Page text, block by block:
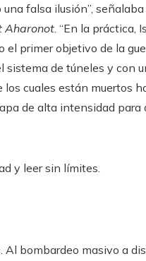
falsa ilusión”,
Aharonot . “En la práctica,
primer objetivo de la
de túneles y con
cuales están muertos
de alta intensidad para
y leer sin límites.
bombardeo masivo a